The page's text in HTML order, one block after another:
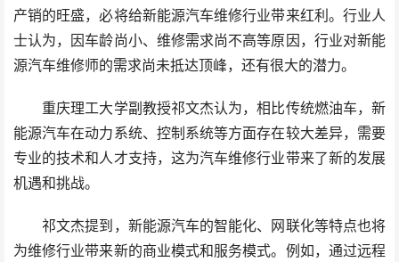
产销的旺盛，必将给新能源汽车维修行业带来红利。行业人
士认为，因车龄尚小、维修需求尚不高等原因，行业对新能
源汽车维修师的需求尚未抵达顶峰，还有很大的潜力。
重庆理工大学副教授祁文杰认为，相比传统燃油车，新
能源汽车在动力系统、控制系统等方面存在较大差异，需要
专业的技术和人才支持，这为汽车维修行业带来了新的发展
机遇和挑战。
祁文杰提到，新能源汽车的智能化、网联化等特点也将
为维修行业带来新的商业模式和服务模式。例如，通过远程